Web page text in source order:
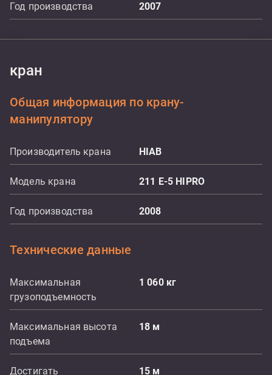
Год производства 2007
кран
Общая информация по крану-
манипулятору
Производитель крана HIAB
Модель крана 211 E-5 HIPRO
Год производства 2008
Технические данные
Максимальная
грузоподъемность
1 060 кг
Максимальная высота
подъема
18 м
Достигать 15 м